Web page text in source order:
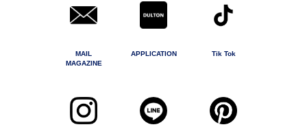
MAIL
MAGAZINE
APPLICATION Tik Tok